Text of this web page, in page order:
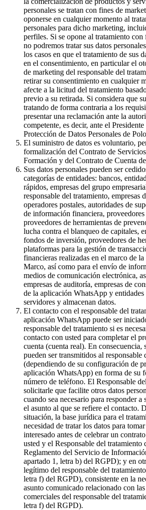
personales se tratan con fines de
oponerse en cualquier momento al
personales para dicho marketing,
perfiles. Si se opone al tratamiento
no podremos tratar sus datos
los casos en que el tratamiento de sus
en el consentimiento, en particular el
de marketing del responsable del
retirar su consentimiento en cualquier
afecte a la licitud del tratamiento
previo a su retirada. Si considera que
tratando de forma contraria a los
presentar una reclamación ante la
competente, es decir, ante el
Protección de Datos Personales de
El suministro de datos es voluntario,
formalización del Contrato de
Formación y del Contrato de Cuenta
Sus datos personales pueden ser
categorías de entidades: bancos,
rápidos, empresas del grupo
responsable del tratamiento, empresas
operadores postales, autoridades de
de información financiera, proveedores
proveedores de herramientas de
lucha contra el blanqueo de capitales,
fondos de inversión, proveedores de
plataformas para la gestión de
financieras realizadas en el marco de
Marco, así como para el envío de
medios de comunicación electrónica,
empresas de auditoría, empresas de
de la aplicación WhatsApp y
servidores y almacenan datos.
El contacto con el responsable del
aplicación WhatsApp puede ser
responsable del tratamiento si es
contacto con usted para completar el
cuenta (cuenta real). En consecuencia,
pueden ser transmitidos al responsable
(dependiendo de su configuración de
aplicación WhatsApp) en forma de su
número de teléfono. El Responsable
solicitarle que facilite otros datos
cuando sea necesario para responder a
el asunto al que se refiere el contacto.
situación, la base jurídica para el
necesidad de tratar los datos para
interesado antes de celebrar un
usted y el Responsable del tratamiento
Reglamento del Servicio de
apartado 1, letra b) del RGPD); y en
legítimo del responsable del
letra f) del RGPD), consistente en la
asunto comunicado relacionado con
comerciales del responsable del
letra f) del RGPD).